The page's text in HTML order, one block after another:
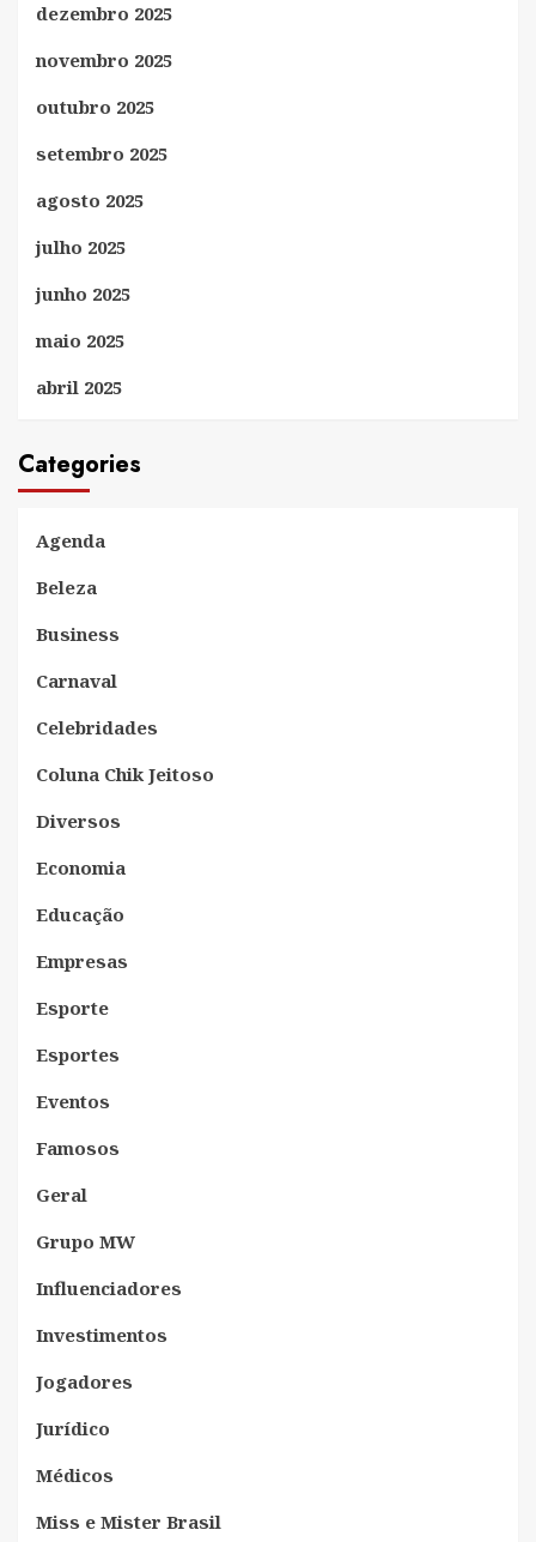
dezembro 2025
novembro 2025
outubro 2025
setembro 2025
agosto 2025
julho 2025
junho 2025
maio 2025
abril 2025
Categories
Agenda
Beleza
Business
Carnaval
Celebridades
Coluna Chik Jeitoso
Diversos
Economia
Educação
Empresas
Esporte
Esportes
Eventos
Famosos
Geral
Grupo MW
Influenciadores
Investimentos
Jogadores
Jurídico
Médicos
Miss e Mister Brasil